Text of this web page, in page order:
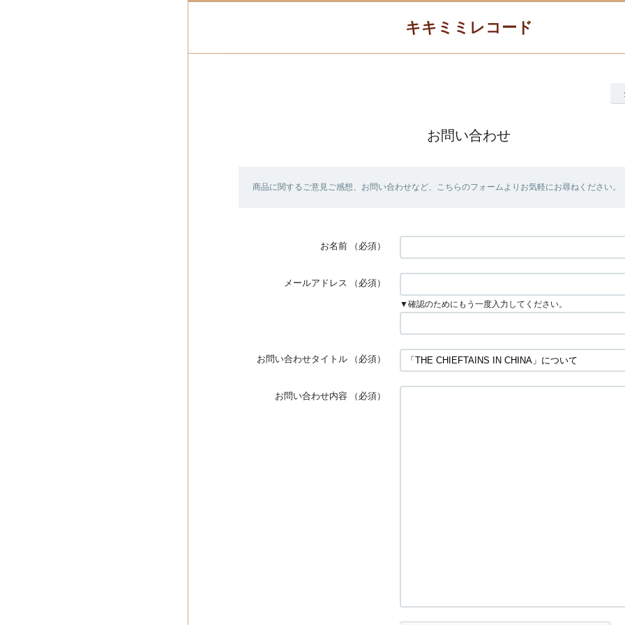
キキミミレコード
お問い合わせ
商品に関するご意見ご感想、お問い合わせなど、こちらのフォームよりお気軽にお尋ねください。
お名前 （必須）
メールアドレス （必須）
▼確認のためにもう一度入力してください。
お問い合わせタイトル （必須）
お問い合わせ内容 （必須）